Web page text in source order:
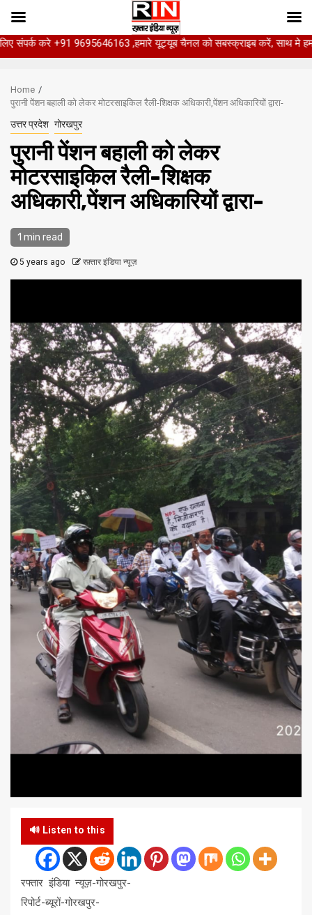
+91 9695646163 ,हमारे यूट्यूब चैनल को सबस्क्राइब करें, साथ मे हमारे फेसबुक
content
Home
पुरानी पेंशन बहाली को लेकर मोटरसाइकिल रैली-शिक्षक अधिकारी,पेंशन अधिकारियों द्वारा-
उत्तर प्रदेश गोरखपुर
पुरानी पेंशन बहाली को लेकर
मोटरसाइकिल रैली-शिक्षक
अधिकारी,पेंशन अधिकारियों द्वारा-
1 min read
5 years ago रफ़्तार इंडिया न्यूज़
🔊 Listen to this
रफ्तार इंडिया न्यूज़-गोरखपुर-
रिपोर्ट-ब्यूरों-गोरखपुर-